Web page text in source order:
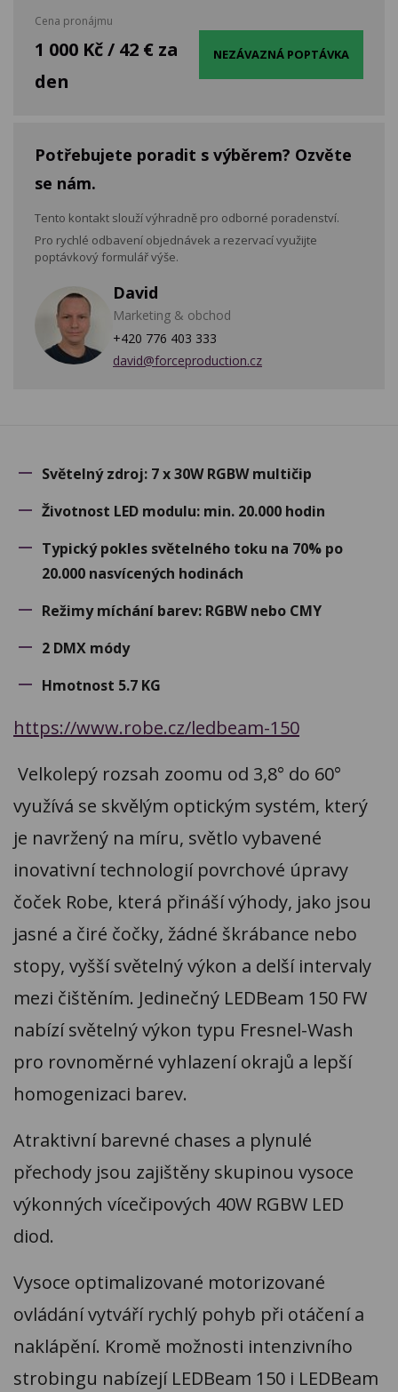
Cena pronájmu
1 000 Kč / 42 € za
den
NEZÁVAZNÁ POPTÁVKA
Potřebujete poradit s výběrem? Ozvěte
se nám.
Tento kontakt slouží výhradně pro odborné poradenství.
Pro rychlé odbavení objednávek a rezervací využijte
poptávkový formulář výše.
David
Marketing & obchod
+420 776 403 333
david@forceproduction.cz
Světelný zdroj: 7 x 30W RGBW multičip
Životnost LED modulu: min. 20.000 hodin
Typický pokles světelného toku na 70% po
20.000 nasvícených hodinách
Režimy míchání barev: RGBW nebo CMY
2 DMX módy
Hmotnost 5.7 KG
https://www.robe.cz/ledbeam-150
Velkolepý rozsah zoomu od 3,8° do 60°
využívá se skvělým optickým systém, který
je navržený na míru, světlo vybavené
inovativní technologií povrchové úpravy
čoček Robe, která přináší výhody, jako jsou
jasné a čiré čočky, žádné škrábance nebo
stopy, vyšší světelný výkon a delší intervaly
mezi čištěním. Jedinečný LEDBeam 150 FW
nabízí světelný výkon typu Fresnel-Wash
pro rovnoměrné vyhlazení okrajů a lepší
homogenizaci barev.
Atraktivní barevné chases a plynulé
přechody jsou zajištěny skupinou vysoce
výkonných vícečipových 40W RGBW LED
diod.
Vysoce optimalizované motorizované
ovládání vytváří rychlý pohyb při otáčení a
naklápění. Kromě možnosti intenzivního
strobingu nabízejí LEDBeam 150 i LEDBeam